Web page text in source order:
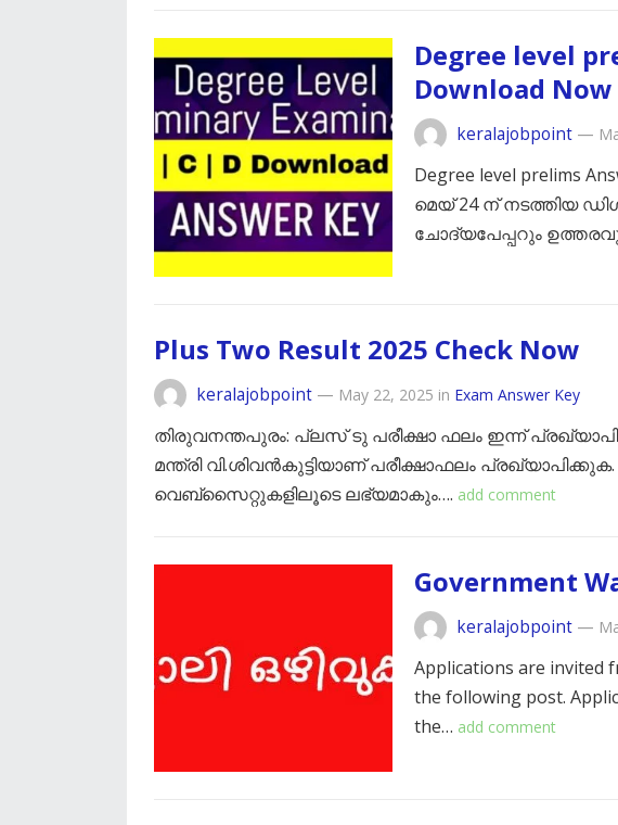
Degree level
Download Now
keralajobpoint —
Degree level prelims
മെയ് 24 ന് നടത്തിയ
ചോദ്യപേപ്പറും
Plus Two Result 2025 Check Now
keralajobpoint — May 22, 2025 in Exam Answer Key
തിരുവനന്തപുരം: പ്ലസ് ടു പരീക്ഷാ ഫലം ഇന്ന്
മന്ത്രി വി.ശിവൻകുട്ടിയാണ് പരീക്ഷാഫലം
വെബ്സൈറ്റുകളിലൂടെ ലഭ്യമാകും…. add comment
Government
keralajobpoint —
Applications are invited
the following post.
the… add comment